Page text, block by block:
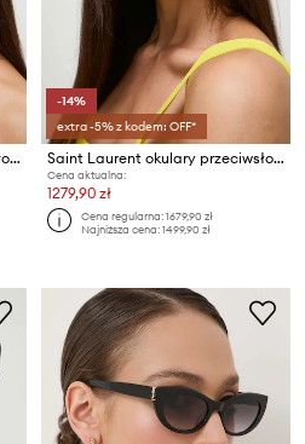
Saint Laurent okulary przeciwsłoneczne MICA
-14%
extra -5% z kodem: OFF*
Saint Laurent okulary przeciwsłoneczne
Cena aktualna:
1279,90 zł
Cena regularna:1679,90 zł
Najniższa cena:1499,90 zł